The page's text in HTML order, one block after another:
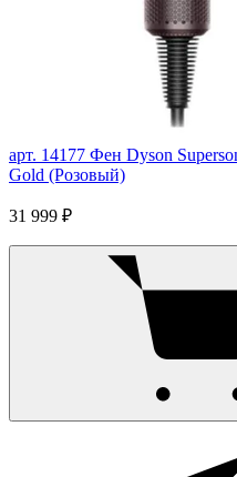
арт. 14177 Фен Dyson
Gold (Розовый)
31 999 ₽